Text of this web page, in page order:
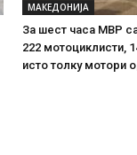
МАКЕДОНИЈА
За шест часа МВР
222 мотоциклисти,
исто толку мотори